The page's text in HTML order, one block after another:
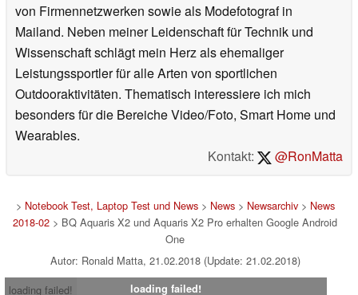
von Firmennetzwerken sowie als Modefotograf in
Mailand. Neben meiner Leidenschaft für Technik und
Wissenschaft schlägt mein Herz als ehemaliger
Leistungssportler für alle Arten von sportlichen
Outdooraktivitäten. Thematisch interessiere ich mich
besonders für die Bereiche Video/Foto, Smart Home und
Wearables.
Kontakt:
@RonMatta
> Notebook Test, Laptop Test und News> News> Newsarchiv> News
2018-02 > BQ Aquaris X2 und Aquaris X2 Pro erhalten Google Android
One
Autor: Ronald Matta, 21.02.2018 (Update: 21.02.2018)
loading failed!
loading failed!